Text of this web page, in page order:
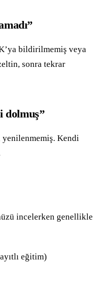
bildirilmemiş veya
sonra tekrar
dolmuş”
yenilenmemiş. Kendi
incelerken genellikle
eğitim)